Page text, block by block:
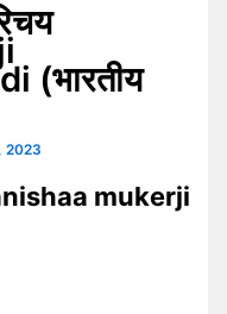
(भारतीय
2023
mukerji